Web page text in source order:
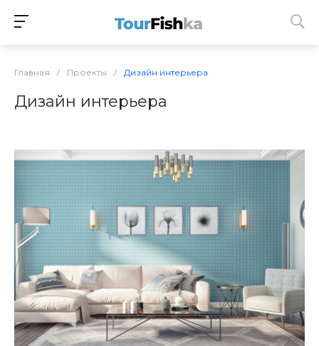
Главная / Проекты / Дизайн интерьера
Дизайн интерьера